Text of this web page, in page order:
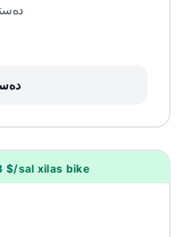
$/sal xilas bike